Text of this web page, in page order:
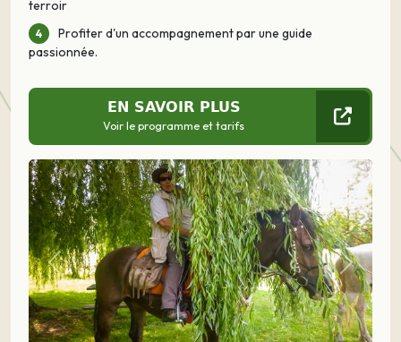
terroir
Profiter d'un accompagnement par une guide
passionnée.
EN SAVOIR PLUS
Voir le programme et tarifs
Précédent Suivant